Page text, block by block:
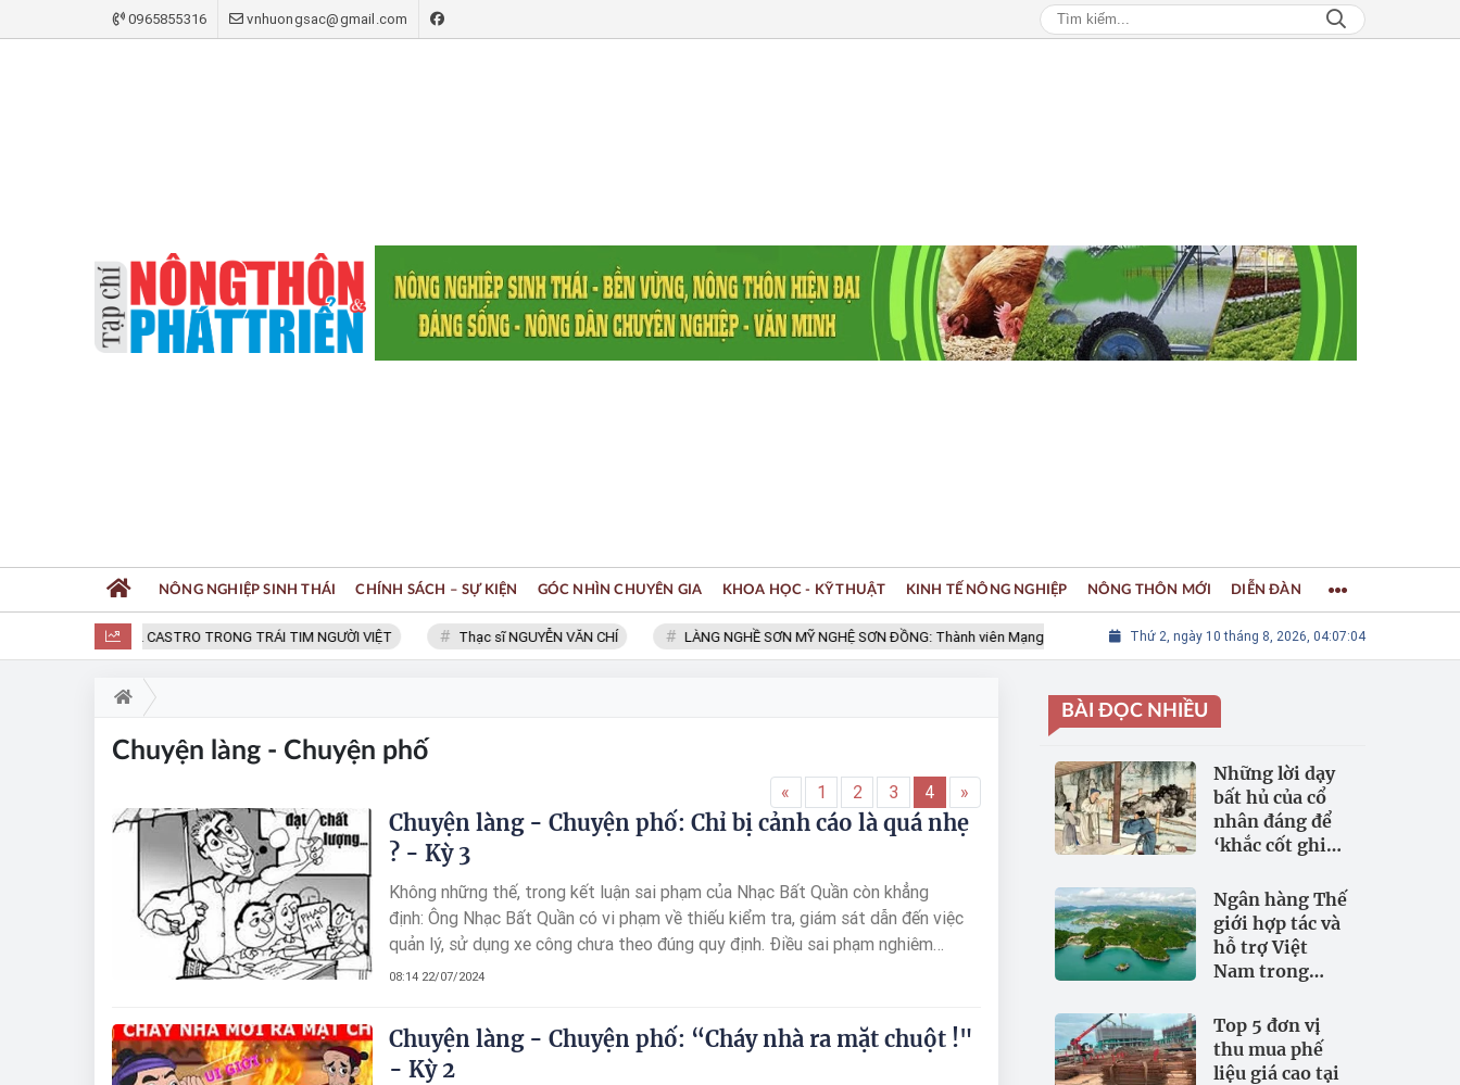
0965855316 vnhuongsac@gmail.com
FIDEL CASTRO TRONG TRÁI TIM NGƯỜI VIỆT Thạc sĩ NGUYỄN VĂN CHÍ LÀNG NGHỀ SƠN MỸ NGHỆ SƠN ĐỒNG: Thành viên Mạng lưới các Thành phố Thủ công sáng tạo Thế giới
Thứ 2, ngày 10 tháng 8, 2026, 04:07:04
NÔNG NGHIỆP SINH THÁI CHÍNH SÁCH – SỰ KIỆN GÓC NHÌN CHUYÊN GIA KHOA HỌC - KỸ THUẬT KINH TẾ NÔNG NGHIỆP NÔNG THÔN MỚI DIỄN ĐÀN
Chuyện làng - Chuyện phố
« 1 2 3 4 »
Chuyện làng - Chuyện phố: Chỉ bị cảnh cáo là quá nhẹ
? - Kỳ 3
Không những thế, trong kết luận sai phạm của Nhạc Bất Quần còn khẳng
định: Ông Nhạc Bất Quần có vi phạm về thiếu kiểm tra, giám sát dẫn đến việc
quản lý, sử dụng xe công chưa theo đúng quy định. Điều sai phạm nghiêm
trọng, ông Nhạc Bất Quần đã vội vàng bổ nhiệm con trai làm phó phòng chưa
2020-2025 khi chưa là trưởng phòng và cũng chưa quy hoạch trưởng phòng.
08:14 22/07/2024
Chuyện làng - Chuyện phố: “Cháy nhà ra mặt chuột !"
- Kỳ 2
BÀI ĐỌC NHIỀU
Những lời dạy
bất hủ của cổ
nhân đáng để
‘khắc cốt ghi
Ngân hàng Thế
giới hợp tác và
hỗ trợ Việt
Nam trong
ninh nguồn
nước
Top 5 đơn vị
thu mua phế
liệu giá cao tại